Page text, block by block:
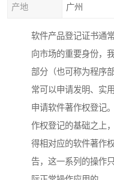
产地 广州
软件产品登记证书通
向市场的重要身份，
部分（也可称为程序
常可以申请发明、实
申请软件著作权登记
作权登记的基础之上
得相对应的软件著作
告，这一系列的操作